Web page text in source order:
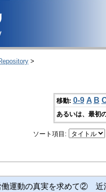
>
移動: 0-9 A B
あるいは、最初
ソート項目:
働運動の真実を求めて② 近